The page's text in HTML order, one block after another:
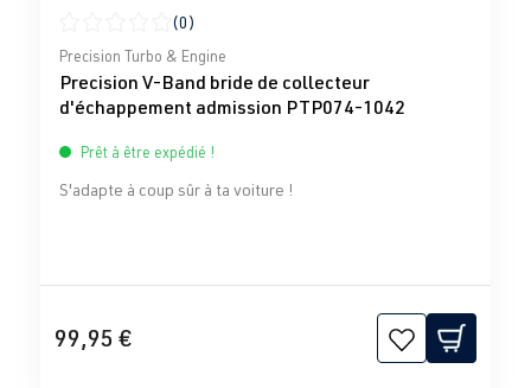
Note moyenne de 0 sur 5 étoiles
(0)
Precision Turbo & Engine
Precision V-Band bride de collecteur
d'échappement admission PTP074-1042
Prêt à être expédié !
S'adapte à coup sûr à ta voiture !
99,95 €